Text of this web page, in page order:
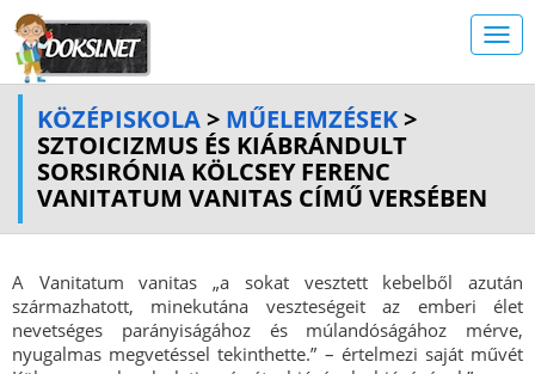
KÖZÉPISKOLA> MŰELEMZÉSEK>
SZTOICIZMUS ÉS KIÁBRÁNDULT
SORSIRÓNIA KÖLCSEY FERENC
VANITATUM VANITAS CÍMŰ VERSÉBEN
A Vanitatum vanitas „a sokat vesztett kebelből azután
származhatott, minekutána veszteségeit az emberi élet
nevetséges parányiságához és múlandóságához mérve,
nyugalmas megvetéssel tekinthette.” – értelmezi saját művét